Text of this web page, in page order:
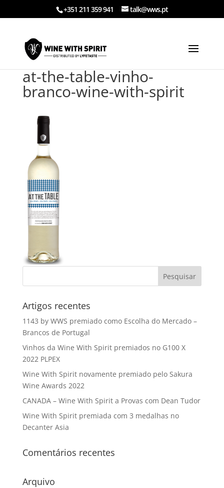
+351 211 359 941 talk@wws.pt
at-the-table-vinho-
branco-wine-with-spirit
Artigos recentes
1143 by WWS premiado como Escolha do Mercado –
Brancos de Portugal
Vinhos da Wine With Spirit premiados no G100 X
2022 PLPEX
Wine With Spirit novamente premiado pelo Sakura
Wine Awards 2022
CANADA – Wine With Spirit a Provas com Dean Tudor
Wine With Spirit premiada com 3 medalhas no
Decanter Asia
Comentários recentes
Arquivo